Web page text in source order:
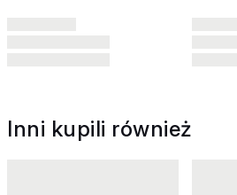
Inni kupili również